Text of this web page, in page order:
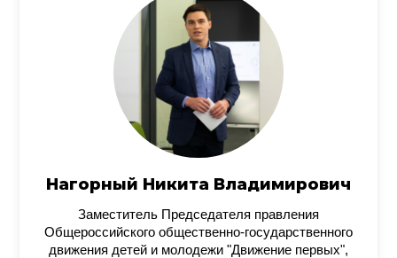
Нагорный Никита Владимирович
Заместитель Председателя правления
Общероссийского общественно-государственного
движения детей и молодежи "Движение первых",